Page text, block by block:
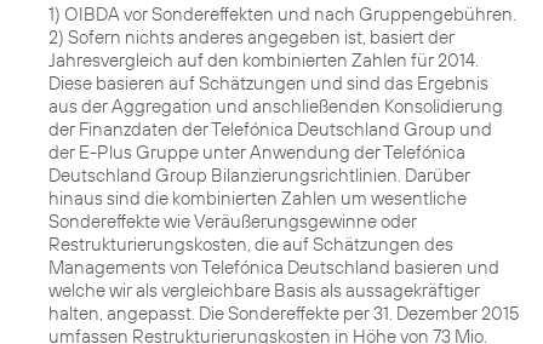
1) OIBDA vor Sondereffekten und nach Gruppengebühren.
2) Sofern nichts anderes angegeben ist, basiert der
Jahresvergleich auf den kombinierten Zahlen für 2014.
Diese basieren auf Schätzungen und sind das Ergebnis
aus der Aggregation und anschließenden Konsolidierung
der Finanzdaten der Telefónica Deutschland Group und
der E-Plus Gruppe unter Anwendung der Telefónica
Deutschland Group Bilanzierungsrichtlinien. Darüber
hinaus sind die kombinierten Zahlen um wesentliche
Sondereffekte wie Veräußerungsgewinne oder
Restrukturierungskosten, die auf Schätzungen des
Managements von Telefónica Deutschland basieren und
welche wir als vergleichbare Basis als aussagekräftiger
halten, angepasst. Die Sondereffekte per 31. Dezember 2015
umfassen Restrukturierungskosten in Höhe von 73 Mio.